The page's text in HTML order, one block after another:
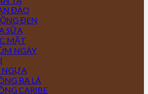
ĐÀO
ĐEN
SỮA
MẬT
NGÂY
NGỰA
BA LÁ
CARIBE